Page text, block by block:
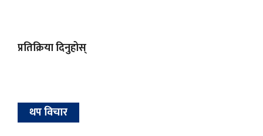
प्रतिक्रिया दिनुहोस्
थप विचार